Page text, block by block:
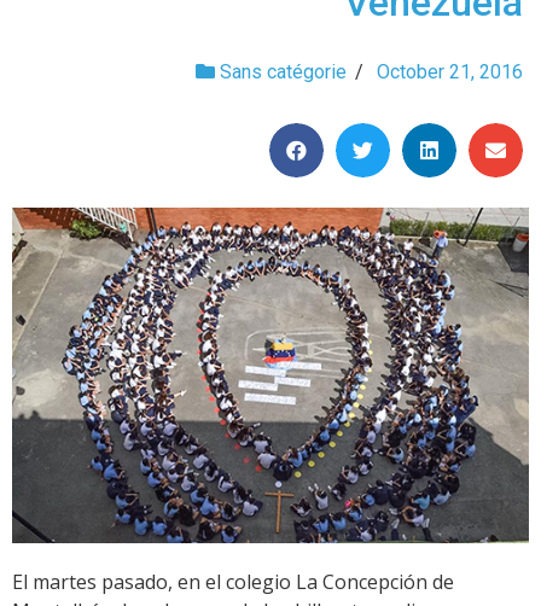
Sans catégorie / October 21, 2016
El martes pasado, en el colegio La Concepción de